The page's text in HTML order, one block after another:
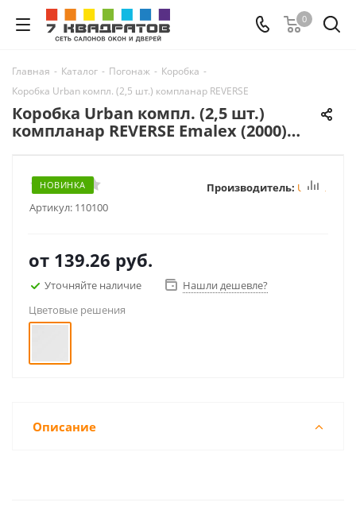
0
Главная - Каталог - Погонаж - Коробка -
Коробка Urban компл. (2,5 шт.) компланар REVERSE Emalex (2000) зпп
Коробка Urban компл. (2,5 шт.)
компланар REVERSE Emalex (2000)
НОВИНКА
Артикул: 110100
Производитель: Urban
от 139.26 руб.
Уточняйте наличие
Нашли дешевле?
Цветовые решения
Описание